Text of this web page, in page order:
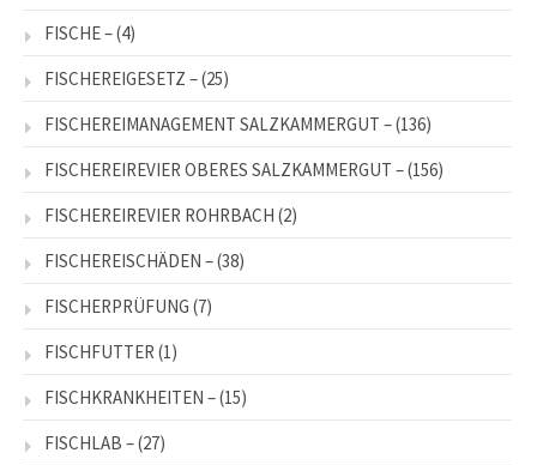
FISCHE –(4)
FISCHEREIGESETZ –(25)
FISCHEREIMANAGEMENT SALZKAMMERGUT –(136)
FISCHEREIREVIER OBERES SALZKAMMERGUT –(156)
FISCHEREIREVIER ROHRBACH (2)
FISCHEREISCHÄDEN –(38)
FISCHERPRÜFUNG (7)
FISCHFUTTER (1)
FISCHKRANKHEITEN –(15)
FISCHLAB –(27)